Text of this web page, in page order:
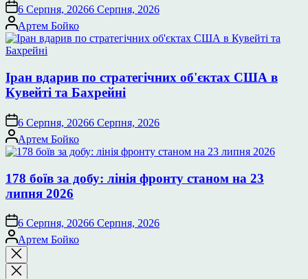
6 Серпня, 20266 Серпня, 2026
Опубліковано
Артем Бойко
Іран вдарив по стратегічних об'єктах США в
Кувейті та Бахрейні
6 Серпня, 20266 Серпня, 2026
Опубліковано
Артем Бойко
178 боїв за добу: лінія фронту станом на 23
липня 2026
6 Серпня, 20266 Серпня, 2026
Опубліковано
Артем Бойко
Закрити
пошук